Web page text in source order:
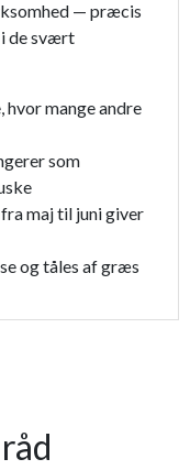
— præcis
i de svært
hvor mange andre
som
maj til juni giver
og tåles af græs